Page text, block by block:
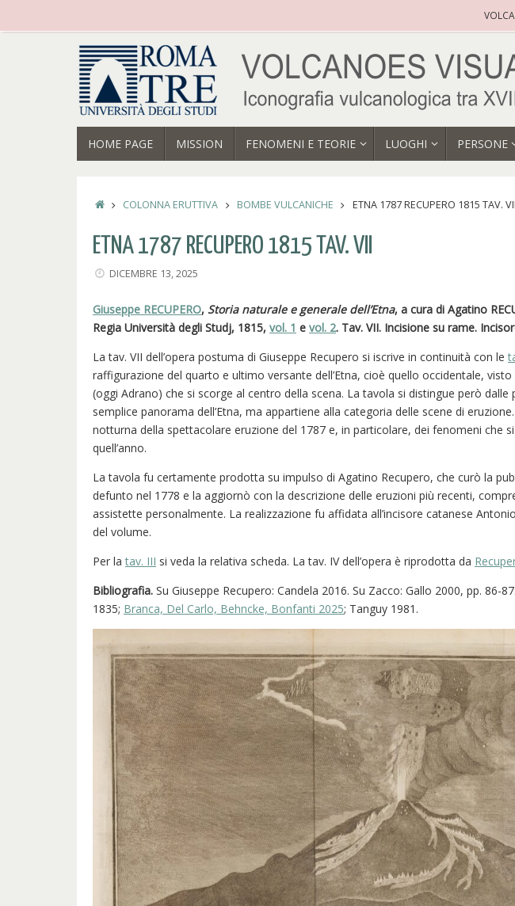
ALHOME PAGE MISSION FENOMENI E TEORIE LUOGHI PERSONE
HOMECOLONNA ERUTTIVA BOMBE VULCANICHE ETNA 1787 RECUPERO 1815 TAV. VII
ETNA 1787 RECUPERO 1815 TAV. VII
DICEMBRE 13, 2025
Giuseppe RECUPERO, Storia naturale e generale dell’Etna, a cura di Agatino
Regia Università degli Studj, 1815, vol. 1 e vol. 2. Tav. VII. Incisione su rame.
La tav. VII dell’opera postuma di Giuseppe Recupero si iscrive in continuità con le
raffigurazione del quarto e ultimo versante dell’Etna, cioè quello occidentale, visto
(oggi Adrano) che si scorge al centro della scena. La tavola si distingue però
semplice panorama dell’Etna, ma appartiene alla categoria delle scene di
notturna della spettacolare eruzione del 1787 e, in particolare, dei fenomeni che
quell’anno.
La tavola fu certamente prodotta su impulso di Agatino Recupero, che curò la
defunto nel 1778 e la aggiornò con la descrizione delle eruzioni più recenti,
assistette personalmente. La realizzazione fu affidata all’incisore catanese
del volume.
Per latav. III si veda la relativa scheda. La tav. IV dell’opera è riprodotta da
Bibliografia. Su Giuseppe Recupero: Candela 2016. Su Zacco: Gallo 2000, pp. 86-
1835; Branca, Del Carlo, Behncke, Bonfanti 2025; Tanguy 1981.